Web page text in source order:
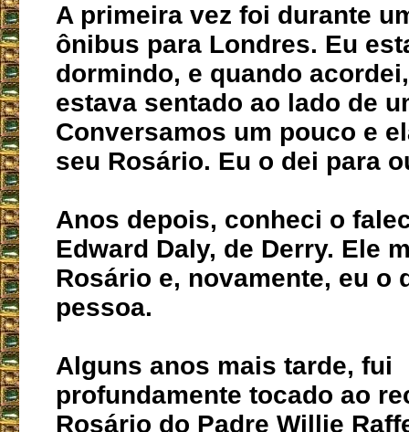
A primeira vez foi durante
ônibus para Londres. Eu
dormindo, e quando
estava sentado ao lado de
Conversamos um pouco e
seu Rosário. Eu o dei para
Anos depois, conheci o
Edward Daly, de Derry. Ele
Rosário e, novamente, eu o
pessoa.
Alguns anos mais tarde, fui
profundamente tocado ao
Rosário do Padre Willie